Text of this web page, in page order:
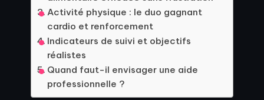
Activité physique : le duo gagnant
cardio et renforcement
Indicateurs de suivi et objectifs
réalistes
Quand faut-il envisager une aide
professionnelle ?